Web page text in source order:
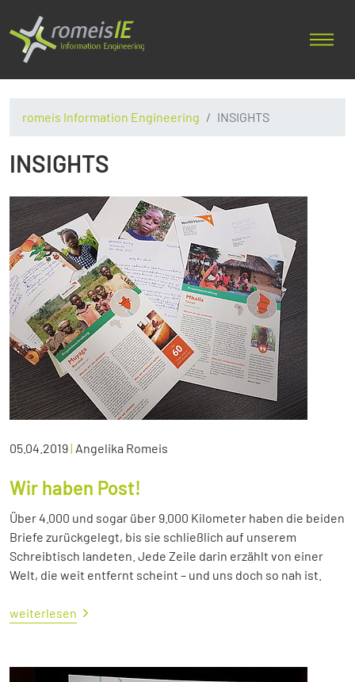
romeis Information Engineering INSIGHTS
INSIGHTS
05.04.2019| Angelika Romeis
Wir haben Post!
Über 4.000 und sogar über 9.000 Kilometer haben die beiden
Briefe zurückgelegt, bis sie schließlich auf unserem
Schreibtisch landeten. Jede Zeile darin erzählt von einer
Welt, die weit entfernt scheint – und uns doch so nah ist.
weiterlesen